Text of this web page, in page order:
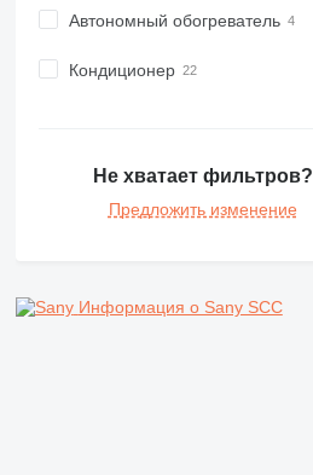
Автономный обогреватель
Кондиционер
Не хватает фильтров?
Предложить изменение
Информация о Sany SCC